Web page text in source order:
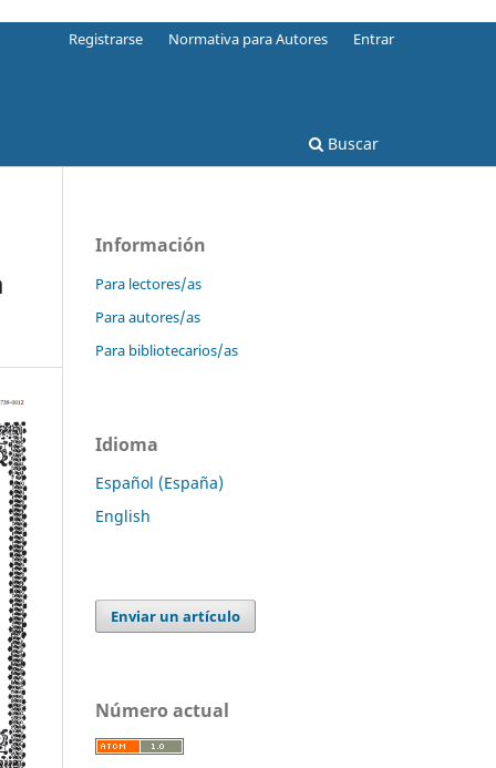
Buscar
Registrarse Normativa para Autores Entrar
Información
Para lectores/as
Para autores/as
Para bibliotecarios/as
Idioma
Español (España)
English
Enviar un artículo
Número actual